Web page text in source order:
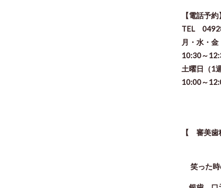
【電話予約
TEL
月・水・
10:30～
土曜日（1
10:00～
【 審美
笑った時